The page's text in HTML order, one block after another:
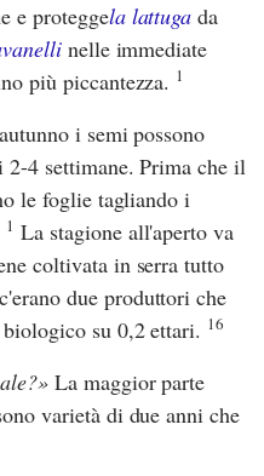
e proteggela lattuga da
nelle immediate
più piccantezza. 1
i semi possono
4 settimane. Prima che il
le foglie tagliando i
1 La stagione all'aperto va
coltivata in serra tutto
due produttori che
su 0,2 ettari. 16
La maggior parte
varietà di due anni che